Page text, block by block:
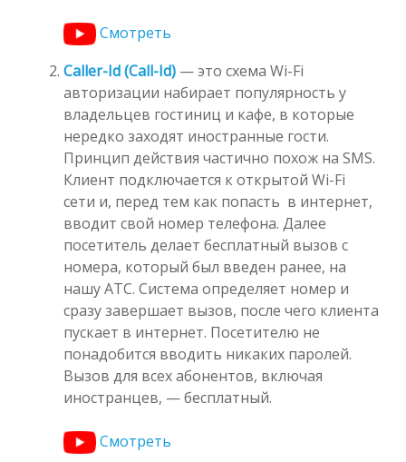
Смотреть
Caller-Id (Call-Id) — это схема Wi-Fi
авторизации набирает популярность у
владельцев гостиниц и кафе, в которые
нередко заходят иностранные гости.
Принцип действия частично похож на SMS.
Клиент подключается к открытой Wi-Fi
сети и, перед тем как попасть в интернет,
вводит свой номер телефона. Далее
посетитель делает бесплатный вызов с
номера, который был введен ранее, на
нашу АТС. Система определяет номер и
сразу завершает вызов, после чего клиента
пускает в интернет. Посетителю не
понадобится вводить никаких паролей.
Вызов для всех абонентов, включая
иностранцев, — бесплатный.
Смотреть